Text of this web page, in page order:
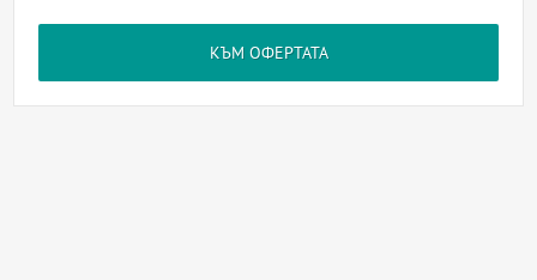
КЪМ ОФЕРТАТА